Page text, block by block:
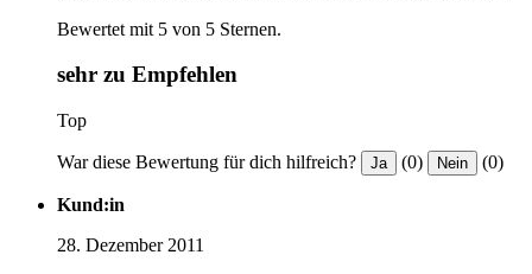
Bewertet mit 5 von 5 Sternen.
sehr zu Empfehlen
Top
War diese Bewertung für dich hilfreich? Ja (0) Nein (0)
Kund:in
28. Dezember 2011